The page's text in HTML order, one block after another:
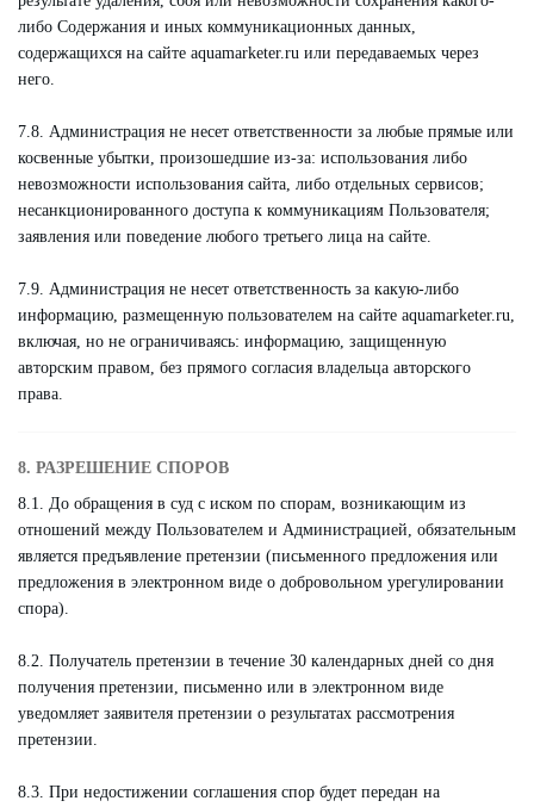
либо Содержания и иных коммуникационных данных,
содержащихся на сайте aquamarketer.ru или передаваемых через
него.
7.8. Администрация не несет ответственности за любые прямые или
косвенные убытки, произошедшие из-за: использования либо
невозможности использования сайта, либо отдельных сервисов;
несанкционированного доступа к коммуникациям Пользователя;
заявления или поведение любого третьего лица на сайте.
7.9. Администрация не несет ответственность за какую-либо
информацию, размещенную пользователем на сайте aquamarketer.ru,
включая, но не ограничиваясь: информацию, защищенную
авторским правом, без прямого согласия владельца авторского
права.
8. РАЗРЕШЕНИЕ СПОРОВ
8.1. До обращения в суд с иском по спорам, возникающим из
отношений между Пользователем и Администрацией, обязательным
является предъявление претензии (письменного предложения или
предложения в электронном виде о добровольном урегулировании
спора).
8.2. Получатель претензии в течение 30 календарных дней со дня
получения претензии, письменно или в электронном виде
уведомляет заявителя претензии о результатах рассмотрения
претензии.
8.3. При недостижении соглашения спор будет передан на